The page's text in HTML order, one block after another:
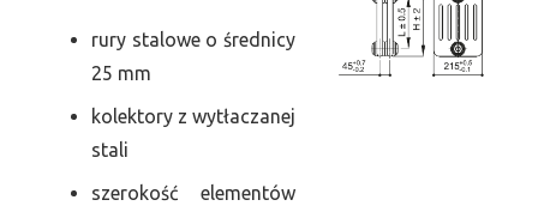
rury stalowe o średnicy
25 mm
kolektory z wytłaczanej
stali
szerokość elementów